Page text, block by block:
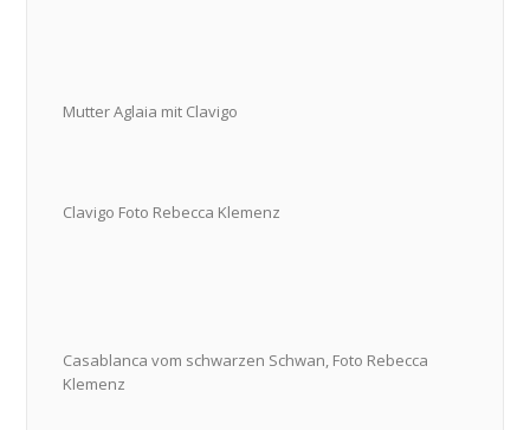
Mutter Aglaia mit Clavigo
Clavigo Foto Rebecca Klemenz
Casablanca vom schwarzen Schwan, Foto Rebecca
Klemenz